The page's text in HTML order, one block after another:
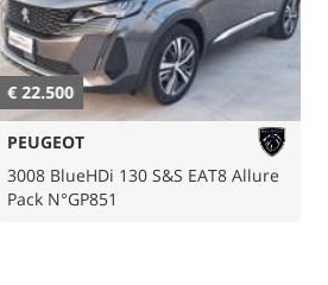
€ 22.500
PEUGEOT
3008 BlueHDi 130 S&S EAT8 Allure
Pack N°GP851